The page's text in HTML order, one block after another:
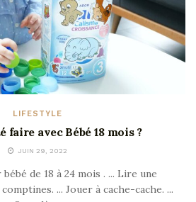
LIFESTYLE
faire avec Bébé 18 mois ?
JUIN 29, 2022
de 18 à 24 mois . ... Lire une
... Jouer à cache-cache. ...